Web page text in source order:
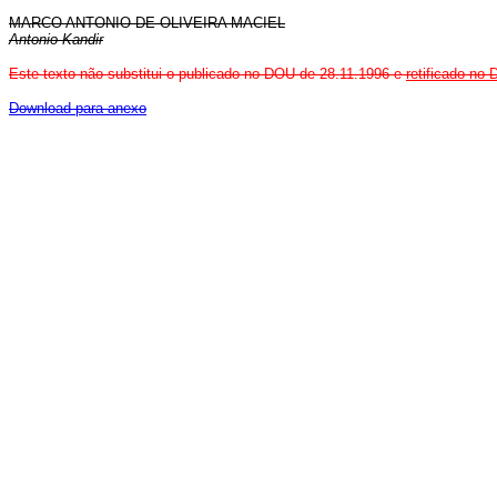
MARCO ANTONIO DE OLIVEIRA MACIEL
Antonio Kandir
Este texto não substitui o publicado no DOU de 28.11.1996 eretificado no
Download para anexo